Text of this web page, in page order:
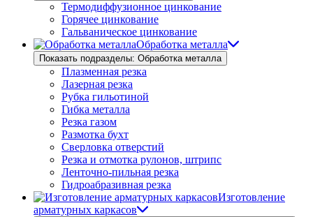
Термодиффузионное цинкование
Горячее цинкование
Гальваническое цинкование
Обработка металла
Показать подразделы: Обработка металла
Плазменная резка
Лазерная резка
Рубка гильотиной
Гибка металла
Резка газом
Размотка бухт
Сверловка отверстий
Резка и отмотка рулонов, штрипс
Ленточно-пильная резка
Гидроабразивная резка
Изготовление
арматурных каркасов